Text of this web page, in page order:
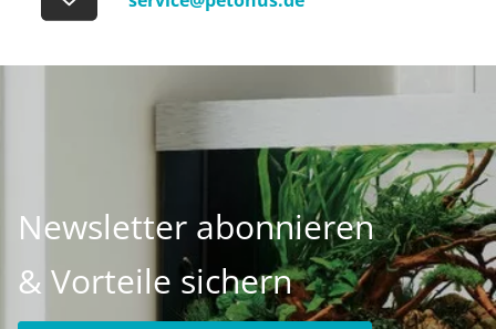
Newsletter abonnieren
& Vorteile sichern